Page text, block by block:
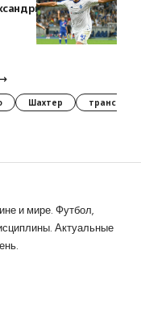
Шахтер трансферы
и мире. Футбол,
Актуальные